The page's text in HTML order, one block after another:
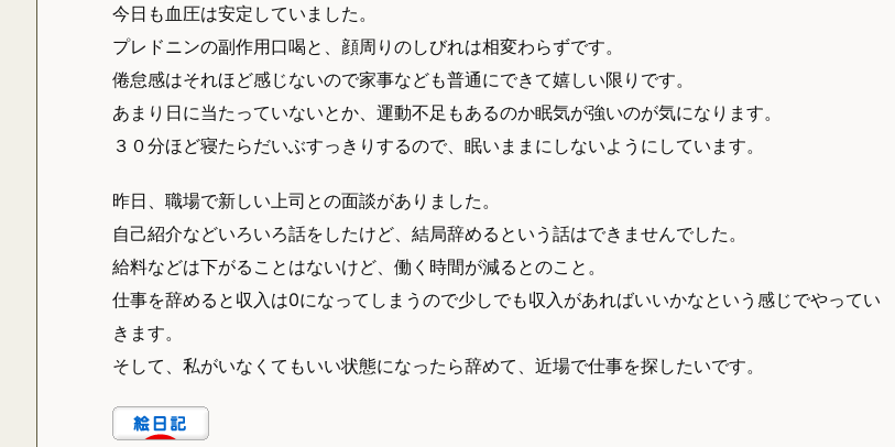
今日も血圧は安定していました。
プレドニンの副作用口喝と、顔周りのしびれは相変わらずです。
倦怠感はそれほど感じないので家事なども普通にできて嬉しい限りです。
あまり日に当たっていないとか、運動不足もあるのか眠気が強いのが気になります。
３０分ほど寝たらだいぶすっきりするので、眠いままにしないようにしています。
昨日、職場で新しい上司との面談がありました。
自己紹介などいろいろ話をしたけど、結局辞めるという話はできませんでした。
給料などは下がることはないけど、働く時間が減るとのこと。
仕事を辞めると収入は0になってしまうので少しでも収入があればいいかなという感じでやってい
きます。
そして、私がいなくてもいい状態になったら辞めて、近場で仕事を探したいです。